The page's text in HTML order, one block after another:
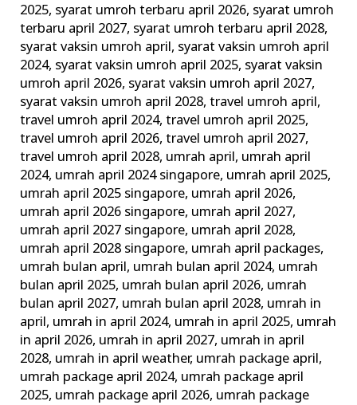
2025, syarat umroh terbaru april 2026, syarat umroh
terbaru april 2027, syarat umroh terbaru april 2028,
syarat vaksin umroh april, syarat vaksin umroh april
2024, syarat vaksin umroh april 2025, syarat vaksin
umroh april 2026, syarat vaksin umroh april 2027,
syarat vaksin umroh april 2028,travel umroh april,
travel umroh april 2024,travel umroh april 2025,
travel umroh april 2026,travel umroh april 2027,
travel umroh april 2028, umrah april, umrah april
2024, umrah april 2024 singapore, umrah april 2025,
umrah april 2025 singapore, umrah april 2026,
umrah april 2026 singapore, umrah april 2027,
umrah april 2027 singapore, umrah april 2028,
umrah april 2028 singapore, umrah april packages,
umrah bulan april, umrah bulan april 2024, umrah
bulan april 2025, umrah bulan april 2026, umrah
bulan april 2027, umrah bulan april 2028, umrah in
april, umrah in april 2024, umrah in april 2025, umrah
in april 2026, umrah in april 2027, umrah in april
2028, umrah in april weather, umrah package april,
umrah package april 2024, umrah package april
2025, umrah package april 2026, umrah package